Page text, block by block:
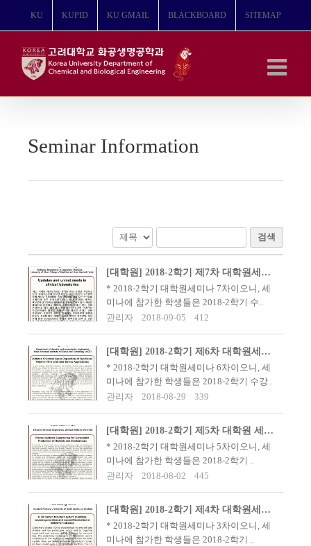
뛰
KU KUPID KU GMAIL BLACKBOARD SITEMAP
Seminar Information
검색
[대학원] 2018-2학기 제7차 대학원세미나 안내(9/11)
​* 2018-2학기 대학원세미나 7차이오니, 세
미나에 참가한 학생들은 2018-2학기 수..
관리자
2018-09-05 412
[대학원] 2018-2학기 제6차 대학원세미나 안내(9/4)
* 2018-2학기 대학원세미나 6차이오니, 세
미나에 참가한 학생들은 2018-2학기 수강..
관리자
2018-08-29 339
[대학원] 2018-2학기 제5차 대학원 세미나 공지(8/9)
​​* 2018-2학기 대학원세미나 5차이오니, 세
미나에 참가한 학생들은 2018-2학기 ..
관리자
2018-08-02 445
[대학원] 2018-2학기 제4차 대학원세미나 공지(8/2)
​​* 2018-2학기 대학원세미나 3차이오니, 세
미나에 참가한 학생들은 2018-2학기 ..